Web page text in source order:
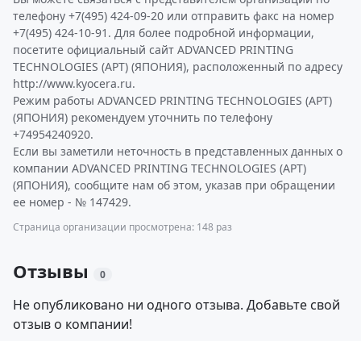
телефону +7(495) 424-09-20 или отправить факс на номер
+7(495) 424-10-91. Для более подробной информации,
посетите официальный сайт ADVANCED PRINTING
TECHNOLOGIES (APT) (ЯПОНИЯ), расположенный по адресу
http://www.kyocera.ru.
Режим работы ADVANCED PRINTING TECHNOLOGIES (APT)
(ЯПОНИЯ) рекомендуем уточнить по телефону
+74954240920.
Если вы заметили неточность в представленных данных о
компании ADVANCED PRINTING TECHNOLOGIES (APT)
(ЯПОНИЯ), сообщите нам об этом, указав при обращении
ее номер - № 147429.
Страница организации просмотрена: 148 раз
Отзывы 0
Не опубликовано ни одного отзыва. Добавьте свой
отзыв о компании!